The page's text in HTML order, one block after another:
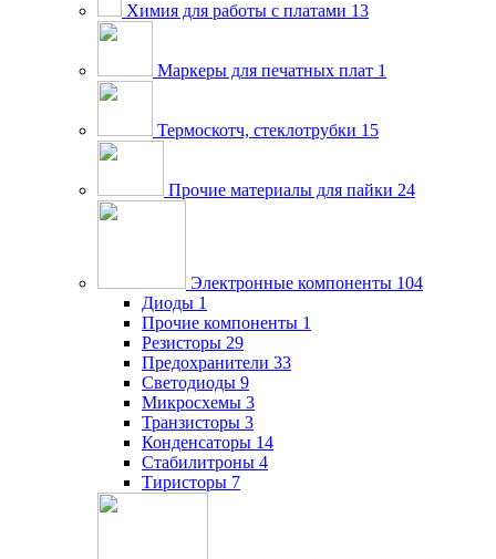
Химия для работы с платами 13
Маркеры для печатных плат 1
Термоскотч, стеклотрубки 15
Прочие материалы для пайки 24
Электронные компоненты 104
Диоды 1
Прочие компоненты 1
Резисторы 29
Предохранители 33
Светодиоды 9
Микросхемы 3
Транзисторы 3
Конденсаторы 14
Стабилитроны 4
Тиристоры 7